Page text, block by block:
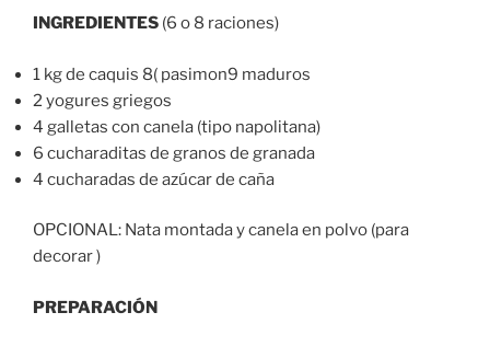
INGREDIENTES (6 o 8 raciones)
1 kg de caquis 8( pasimon9 maduros
2 yogures griegos
4 galletas con canela (tipo napolitana)
6 cucharaditas de granos de granada
4 cucharadas de azúcar de caña
OPCIONAL: Nata montada y canela en polvo (para
decorar )
PREPARACIÓN